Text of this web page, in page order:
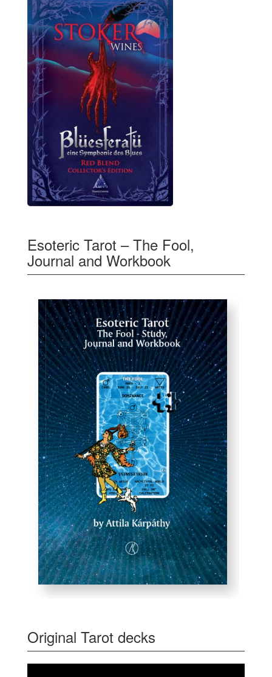
Esoteric Tarot – The Fool,
Journal and Workbook
Original Tarot decks